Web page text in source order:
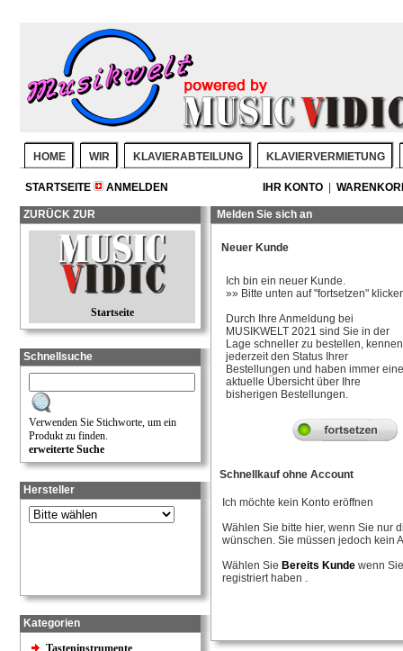
HOME WIR KLAVIERABTEILUNG KLAVIERVERMIETUNG
STARTSEITE ANMELDEN IHR KONTO
ZURÜCK ZUR
Startseite
Schnellsuche
Verwenden Sie Stichworte, um ein
Produkt zu finden.
erweiterte Suche
Hersteller
Kategorien
Tasteninstrumente
Melden Sie sich an
Neuer Kunde
Ich bin ein neuer Kunde.
»» Bitte unten auf "fortsetzen"
Durch Ihre Anmeldung bei
MUSIKWELT 2021 sind Sie in der
Lage schneller zu bestellen, kennen
jederzeit den Status Ihrer
Bestellungen und haben immer eine
aktuelle Übersicht über Ihre
bisherigen Bestellungen.
Schnellkauf ohne Account
Ich möchte kein Konto eröffnen
Wählen Sie bitte hier, wenn Sie nur
wünschen. Sie müssen jedoch kein
Wählen Sie Bereits Kunde wenn
registriert haben .